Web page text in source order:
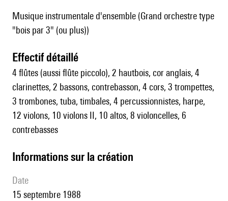
Musique instrumentale d'ensemble (Grand orchestre type
"bois par 3" (ou plus))
effectif détaillé
4 flûtes (aussi flûte piccolo), 2 hautbois, cor anglais, 4
clarinettes, 2 bassons, contrebasson, 4 cors, 3 trompettes,
3 trombones, tuba, timbales, 4 percussionnistes, harpe,
12 violons, 10 violons II, 10 altos, 8 violoncelles, 6
contrebasses
informations sur la création
date
15 septembre 1988